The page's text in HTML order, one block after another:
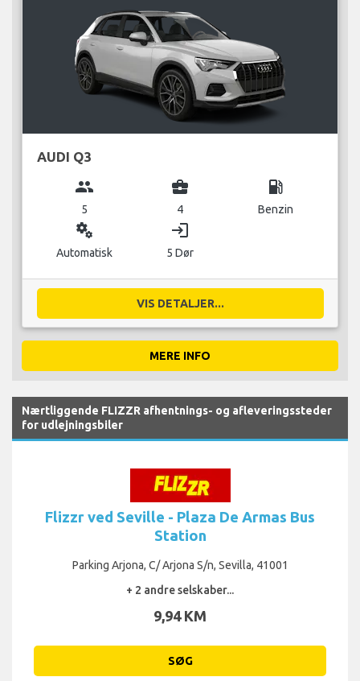
AUDI Q3
group
5
business_center
4
local_gas_station
Benzin
miscellaneous_services
Automatisk
login
5 Dør
VIS DETALJER...
MERE INFO
Nærtliggende FLIZZR afhentnings- og afleveringssteder
for udlejningsbiler
Flizzr ved Seville - Plaza De Armas Bus
Station
Parking Arjona, C/ Arjona S/n, Sevilla, 41001
+ 2 andre selskaber...
9,94 KM
SØG